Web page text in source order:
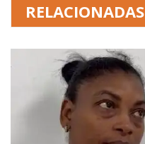
RELACIONADAS